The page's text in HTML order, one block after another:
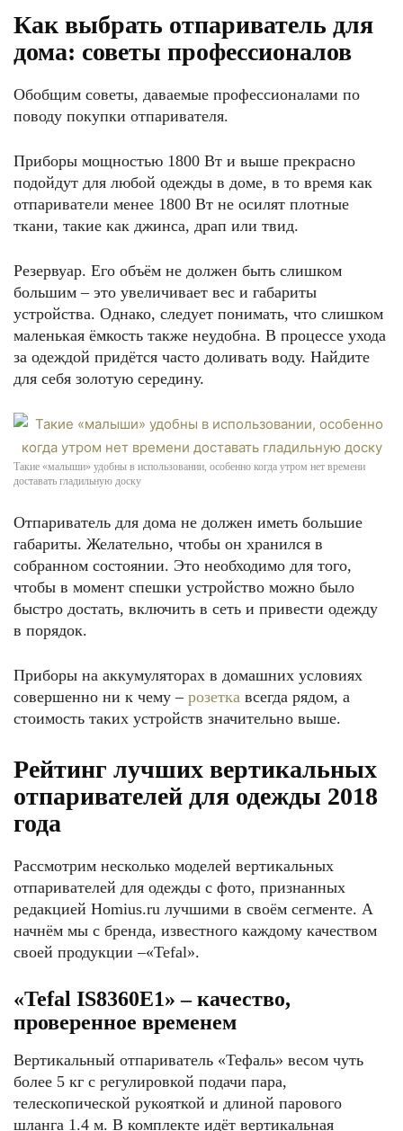
Как выбрать отпариватель для
дома: советы профессионалов
Обобщим советы, даваемые профессионалами по
поводу покупки отпаривателя.
Приборы мощностью 1800 Вт и выше прекрасно
подойдут для любой одежды в доме, в то время как
отпариватели менее 1800 Вт не осилят плотные
ткани, такие как джинса, драп или твид.
Резервуар. Его объём не должен быть слишком
большим – это увеличивает вес и габариты
устройства. Однако, следует понимать, что слишком
маленькая ёмкость также неудобна. В процессе ухода
за одеждой придётся часто доливать воду. Найдите
для себя золотую середину.
Такие «малыши» удобны в использовании, особенно когда утром нет времени
доставать гладильную доску
Отпариватель для дома не должен иметь большие
габариты. Желательно, чтобы он хранился в
собранном состоянии. Это необходимо для того,
чтобы в момент спешки устройство можно было
быстро достать, включить в сеть и привести одежду
в порядок.
Приборы на аккумуляторах в домашних условиях
совершенно ни к чему – розетка всегда рядом, а
стоимость таких устройств значительно выше.
Рейтинг лучших вертикальных
отпаривателей для одежды 2018
года
Рассмотрим несколько моделей вертикальных
отпаривателей для одежды с фото, признанных
редакцией Homius.ru лучшими в своём сегменте. А
начнём мы с бренда, известного каждому качеством
своей продукции –«Tefal».
«Tefal IS8360E1» – качество,
проверенное временем
Вертикальный отпариватель «Тефаль» весом чуть
более 5 кг с регулировкой подачи пара,
телескопической рукояткой и длиной парового
шланга 1.4 м. В комплекте идёт вертикальная